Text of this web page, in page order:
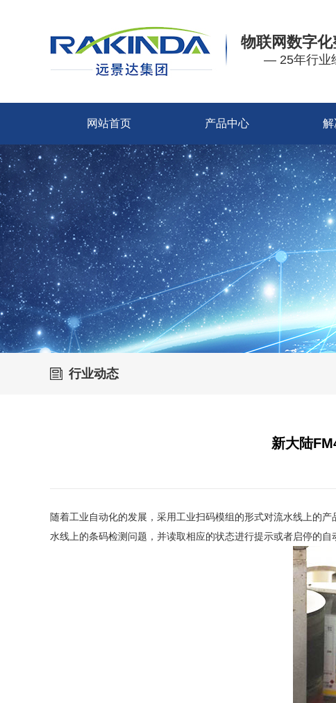
物联网数字
— 25年行业
网站首页 产品中心 解
行业动态
新大陆
随着工业自动化的发展，采用工业扫码模组的形式对流水线上的
水线上的条码检测问题，并读取相应的状态进行提示或者启停的